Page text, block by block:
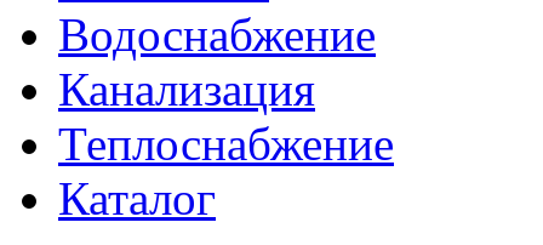
Водоснабжение
Канализация
Теплоснабжение
Каталог